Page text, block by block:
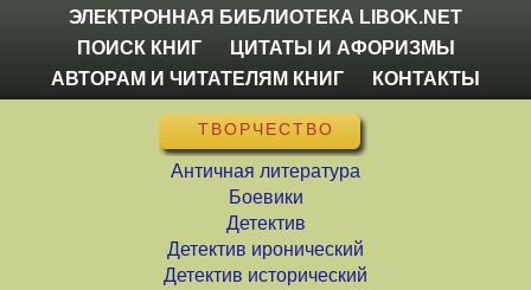
ЭЛЕКТРОННАЯ БИБЛИОТЕКА LIBOK.NET
ПОИСК КНИГ
ЦИТАТЫ И АФОРИЗМЫ
АВТОРАМ И ЧИТАТЕЛЯМ КНИГ
КОНТАКТЫ
ТВОРЧЕСТВО
Античная литература
Боевики
Детектив
Детектив иронический
Детектив исторический